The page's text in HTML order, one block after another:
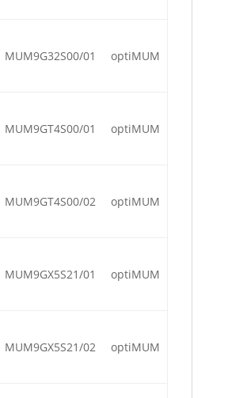
MUM9G32S00/01 optiMUM
MUM9GT4S00/01 optiMUM
MUM9GT4S00/02 optiMUM
MUM9GX5S21/01 optiMUM
MUM9GX5S21/02 optiMUM